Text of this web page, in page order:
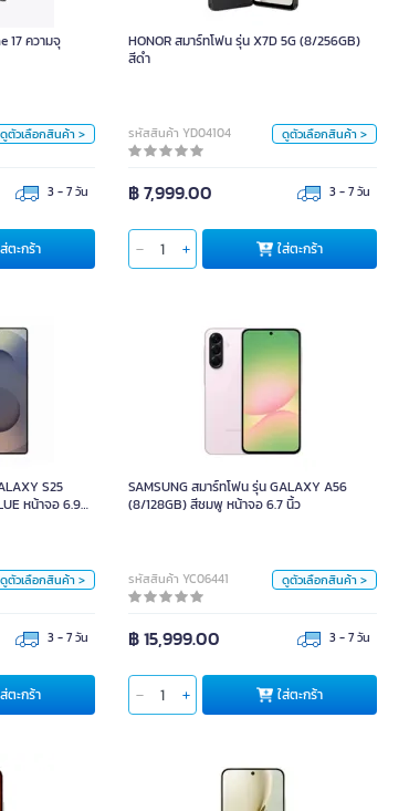
17 ความจุ
ดูตัวเลือกสินค้า >
3 - 7 วัน
ตะกร้า
เขียวอ่อน
HONOR สมาร์ทโฟน รุ่น X7D 5G (8/256GB)
สีดำ
รหัสสินค้า YD04104 ดูตัวเลือกสินค้า >
฿ 7,999.00 3 - 7 วัน
ใส่ตะกร้า
หน่วย
ใส่ตะกร้า
S25
หน้าจอ 6.9
ดูตัวเลือกสินค้า >
3 - 7 วัน
ตะกร้า
น GALAXY S25
หน้าจอ 6.9
สี
BLUE
GRAY
หน่วย
SAMSUNG สมาร์ทโฟน รุ่น GALAXY A56
(8/128GB) สีชมพู หน้าจอ 6.7 นิ้ว
รหัสสินค้า YC06441 ดูตัวเลือกสินค้า >
฿ 15,999.00 3 - 7 วัน
ใส่ตะกร้า
SAMSUNG สมาร์ทโฟน รุ่น GALAXY A56
(8/128GB) สีชมพู หน้าจอ 6.7 นิ้ว
หน่วย
ใส่ตะกร้า